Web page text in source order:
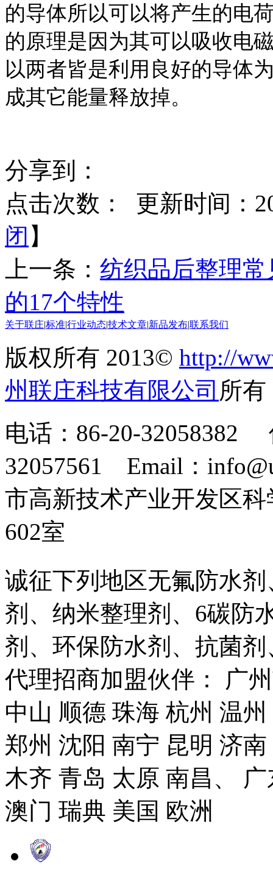
的导体所以可以将产生的电
的原理是因为其可以吸收电
以两者皆是利用良好的导体
成其它能量释放掉。
分享到：
点击次数：
更新时间：
闭 】
上一条： 纺织品后整理
的17个特性
关于联庄标准行业动态技术文章 新品发布联系我们
版权所有 2013© http://
州联庄科技有限公司 所
电话：86-20-32058382
32057561 Email：
市高新技术产业开发区
602室
诚征下列地区无氟防水
剂、纳米整理剂、6碳防
剂、环保防水剂、抗菌
代理招商加盟伙伴： 广
中山 顺德 珠海 杭州 温
郑州 沈阳 南宁 昆明 济
木齐 青岛 太原 南昌、
澳门 瑞典 美国 欧洲